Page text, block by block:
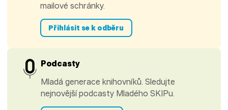
mailové schránky.
Přihlásit se k odběru
Podcasty
Mladá generace knihovníků. Sledujte
nejnovější podcasty Mladého SKIPu.